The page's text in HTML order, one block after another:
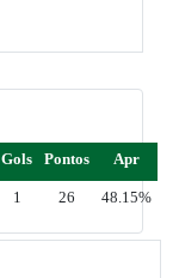
Gols Pontos Apr
1 26 48.15%